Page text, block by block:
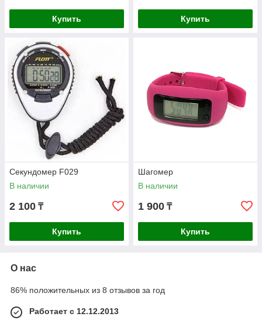
Купить Купить
Секундомер F029
В наличии
2 100 ₸
Купить
Шагомер
В наличии
1 900 ₸
Купить
О нас
86% положительных из 8 отзывов за год
Работает с 12.12.2013